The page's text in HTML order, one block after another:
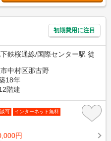
初期費用に注目
鉄桜通線/国際センター駅 徒
中村区那古野
18年
階建
可 インターネット無料
円